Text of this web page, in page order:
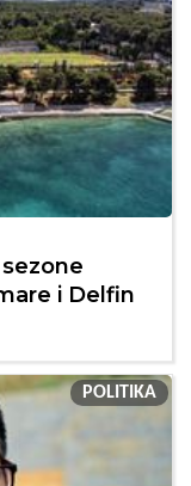
i Delfin
POLITIKA